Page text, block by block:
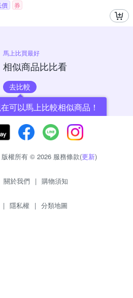
價
券
馬上比買最好
相似商品比比看
去比較
可以馬上比較相似商品！
權所有 © 2026 服務條款(更新)
關於我們 | 購物須知
| 隱私權 | 分類地圖